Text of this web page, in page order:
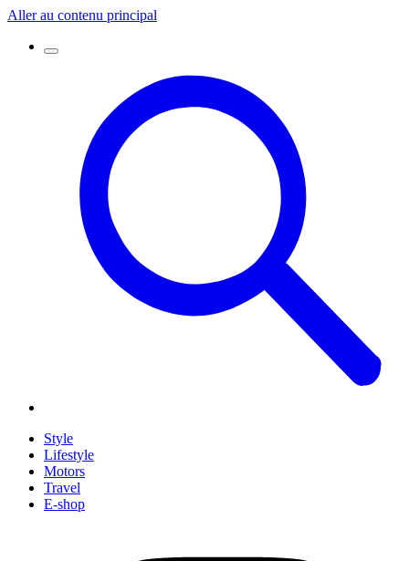
Aller au contenu principal
Style
Lifestyle
Motors
Travel
E-shop